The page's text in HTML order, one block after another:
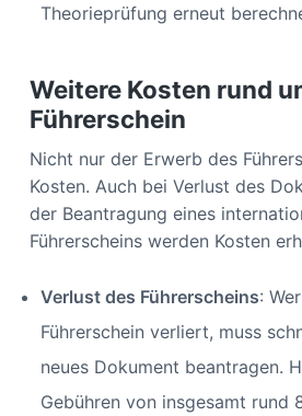
Theorieprüfung erneut
Weitere Kosten rund
Führerschein
Nicht nur der Erwerb des
Kosten. Auch bei Verlust des
der Beantragung eines
Führerscheins werden Kosten
Verlust des Führerscheins:
Führerschein verliert, muss
neues Dokument beantragen.
Gebühren von insgesamt rund